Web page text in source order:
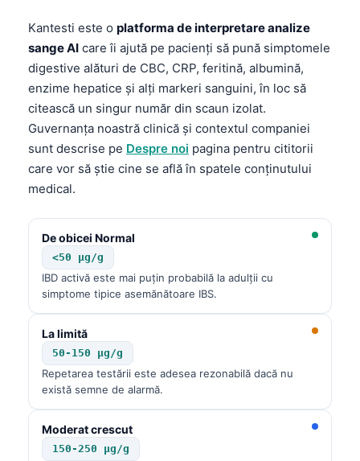
Kantesti este o platforma de interpretare analize
sange AI care îi ajută pe pacienți să pună simptomele
digestive alături de CBC, CRP, feritină, albumină,
enzime hepatice și alți markeri sanguini, în loc să
citească un singur număr din scaun izolat.
Guvernanța noastră clinică și contextul companiei
sunt descrise pe Despre noi pagina pentru cititorii
care vor să știe cine se află în spatele conținutului
medical.
De obicei Normal
<50 µg/g
IBD activă este mai puțin probabilă la adulții cu
simptome tipice asemănătoare IBS.
La limită
50-150 µg/g
Repetarea testării este adesea rezonabilă dacă nu
există semne de alarmă.
Moderat crescut
150-250 µg/g